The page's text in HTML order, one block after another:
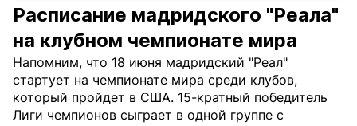
Расписание мадридского "Реала"
на клубном чемпионате мира
Напомним, что 18 июня мадридский "Реал"
стартует на чемпионате мира среди клубов,
который пройдет в США. 15-кратный победитель
Лиги чемпионов сыграет в одной группе с